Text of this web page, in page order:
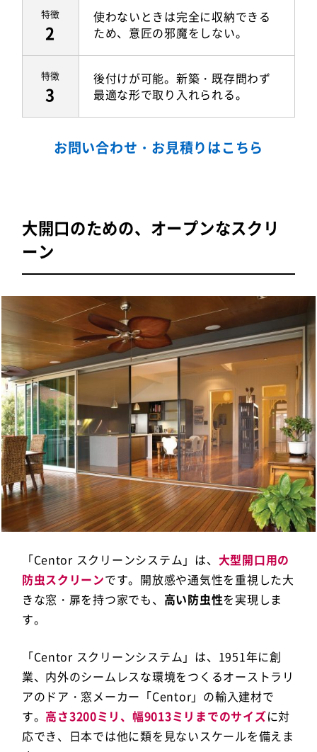
特徴
2
使わないときは完全に収納できる
ため、意匠の邪魔をしない。
特徴
3
後付けが可能。新築・既存問わず
最適な形で取り入れられる。
お問い合わせ・お見積りはこちら
大開口のための、オープンなスクリ
ーン
「Centor スクリーンシステム」は、 大型開口用の
防虫スクリーンです。開放感や通気性を重視した大
きな窓・扉を持つ家でも、 高い防虫性を実現しま
す。
「Centor スクリーンシステム」は、1951年に創
業、内外のシームレスな環境をつくるオーストラリ
アのドア・窓メーカー「Centor」の輸入建材で
す。 高さ3200ミリ、幅9013ミリまでのサイズに対
応でき、日本では他に類を見ないスケールを備えま